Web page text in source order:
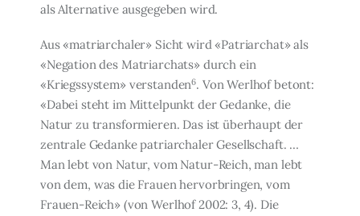
als Alternative ausgegeben wird.
Aus «matriarchaler» Sicht wird «Patriarchat» als
«Negation des Matriarchats» durch ein
«Kriegssystem» verstanden6. Von Werlhof betont:
«Dabei steht im Mittelpunkt der Gedanke, die
Natur zu transformieren. Das ist überhaupt der
zentrale Gedanke patriar­chaler Gesellschaft. …
Man lebt von Natur, vom Natur-Reich, man lebt
von dem, was die Frauen hervorbringen, vom
Frauen-Reich» (von Werlhof 2002: 3, 4). Die